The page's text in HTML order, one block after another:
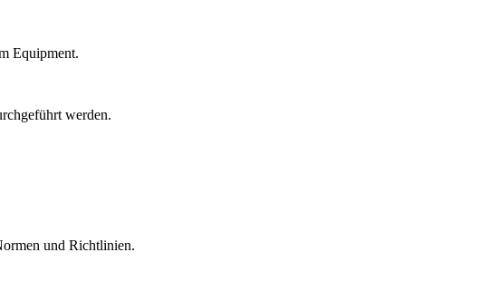
Equipment.
werden.
und Richtlinien.